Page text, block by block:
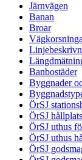
Järnvägen
Banan
Broar
Banbostäder
Byggnader
ÖrSJ
ÖrSJ
ÖrSJ uthus
ÖrSJ uthus
ÖrSJ